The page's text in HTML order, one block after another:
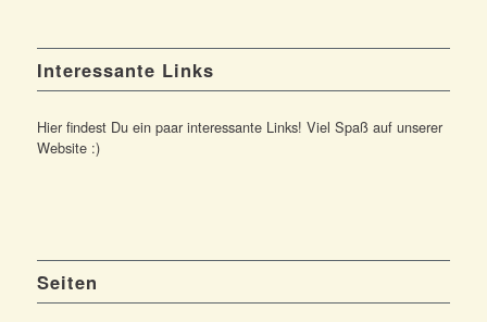
Interessante Links
Hier findest Du ein paar interessante Links! Viel Spaß auf unserer
Website :)
Seiten